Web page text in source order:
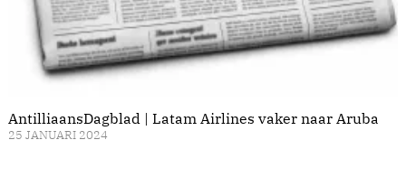
AntilliaansDagblad | Latam Airlines vaker naar Aruba
25 JANUARI 2024